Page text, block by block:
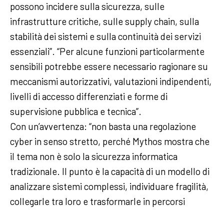
possono incidere sulla sicurezza, sulle
infrastrutture critiche, sulle supply chain, sulla
stabilità dei sistemi e sulla continuità dei servizi
essenziali”. “Per alcune funzioni particolarmente
sensibili potrebbe essere necessario ragionare su
meccanismi autorizzativi, valutazioni indipendenti,
livelli di accesso differenziati e forme di
supervisione pubblica e tecnica”.
Con un’avvertenza: “non basta una regolazione
cyber in senso stretto, perché Mythos mostra che
il tema non è solo la sicurezza informatica
tradizionale. Il punto è la capacità di un modello di
analizzare sistemi complessi, individuare fragilità,
collegarle tra loro e trasformarle in percorsi